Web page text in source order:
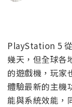
PlayStation 5
幾天，但全球各
的遊戲機，玩家
體驗最新的主機
能與系統效能，